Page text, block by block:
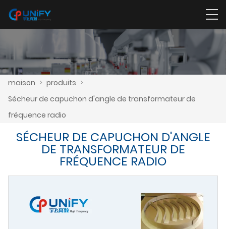
maison > produits >
Sécheur de capuchon d'angle de transformateur de
fréquence radio
SÉCHEUR DE CAPUCHON D'ANGLE
DE TRANSFORMATEUR DE
FRÉQUENCE RADIO